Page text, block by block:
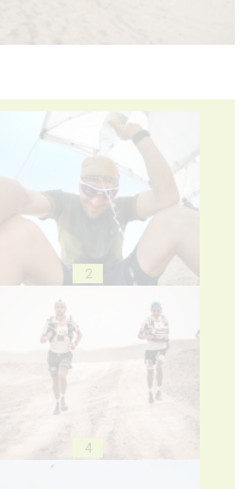
2
4